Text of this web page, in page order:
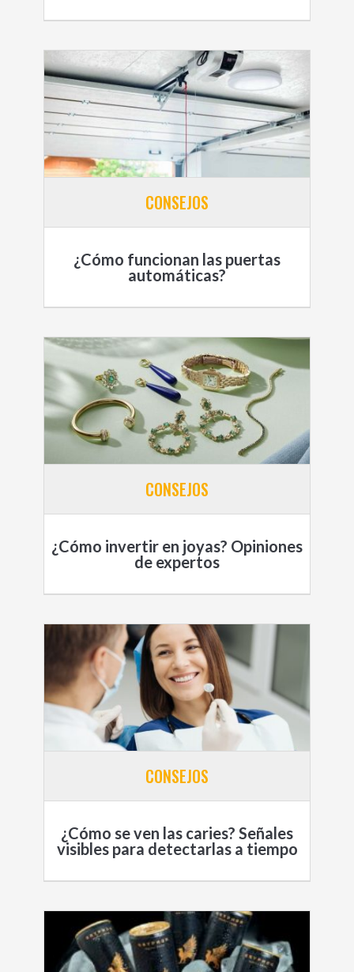
CONSEJOS
¿Cómo funcionan las puertas
automáticas?
CONSEJOS
¿Cómo invertir en joyas? Opiniones
de expertos
CONSEJOS
¿Cómo se ven las caries? Señales
visibles para detectarlas a tiempo